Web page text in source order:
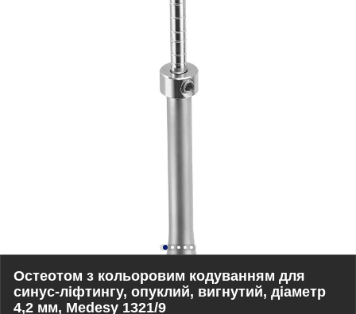
Остеотом з кольоровим кодуванням для
синус-ліфтингу, опуклий, вигнутий, діаметр
4,2 мм, Medesy 1321/9